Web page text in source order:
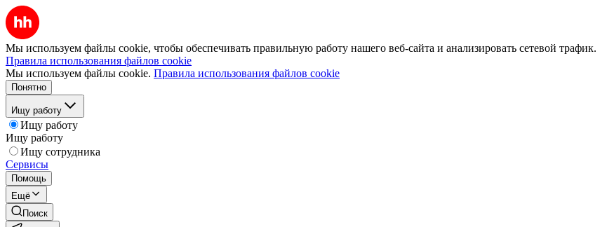
Мы используем файлы cookie, чтобы обеспечивать правильную работу нашего веб-сайта и анализировать сетевой трафик.
Правила использования файлов cookie
Мы используем файлы cookie. Правила использования файлов cookie
Понятно
Ищу работу
Ищу работу
Ищу работу
Ищу сотрудника
Сервисы
Помощь
Ещё
Поиск